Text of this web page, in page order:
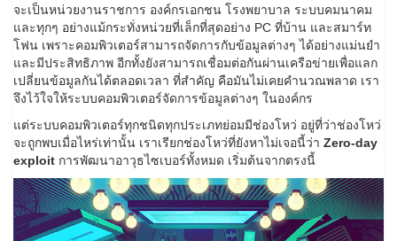
จะเป็นหน่วยงานราชการ องค์กรเอกชน โรงพยาบาล ระบบคมนาคม
และทุกๆ อย่างแม้กระทั่งหน่วยที่เล็กที่สุดอย่าง PC ที่บ้าน และสมาร์ท
โฟน เพราะคอมพิวเตอร์สามารถจัดการกับข้อมูลต่างๆ ได้อย่างแม่นยำ
และมีประสิทธิภาพ อีกทั้งยังสามารถเชื่อมต่อกันผ่านเครือข่ายเพื่อแลก
เปลี่ยนข้อมูลกันได้ตลอดเวลา ที่สำคัญ คือมันไม่เคยคำนวณพลาด เรา
จึงไว้ใจให้ระบบคอมพิวเตอร์จัดการข้อมูลต่างๆ ในองค์กร
แต่ระบบคอมพิวเตอร์ทุกชนิดทุกประเภทย่อมมีช่องโหว่ อยู่ที่ว่าช่องโหว่
จะถูกพบเมื่อไหร่เท่านั้น เราเรียกช่องโหว่ที่ยังหาไม่เจอนี้ว่า Zero-day
exploit การพัฒนาอาวุธไซเบอร์ทั้งหมด เริ่มต้นจากตรงนี้